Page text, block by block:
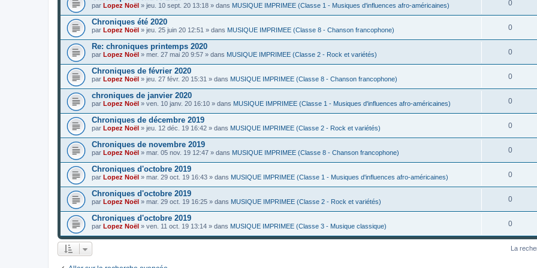
par Lopez Noël » jeu. 10 sept. 20 13:18 » dans MUSIQUE IMPRIMEE (Classe 1 - Musiques d'influences afro-américaines) 0
Chroniques été 2020
par Lopez Noël » jeu. 25 juin 20 12:51 » dans MUSIQUE IMPRIMEE (Classe 8 - Chanson francophone) 0
Re: chroniques printemps 2020
par Lopez Noël » mer. 27 mai 20 9:57 » dans MUSIQUE IMPRIMEE (Classe 2 - Rock et variétés) 0
Chroniques de février 2020
par Lopez Noël » jeu. 27 févr. 20 15:31 » dans MUSIQUE IMPRIMEE (Classe 8 - Chanson francophone) 0
chroniques de janvier 2020
par Lopez Noël » ven. 10 janv. 20 16:10 » dans MUSIQUE IMPRIMEE (Classe 1 - Musiques d'influences afro-américaines) 0
Chroniques de décembre 2019
par Lopez Noël » jeu. 12 déc. 19 16:42 » dans MUSIQUE IMPRIMEE (Classe 2 - Rock et variétés) 0
Chroniques de novembre 2019
par Lopez Noël » mar. 05 nov. 19 12:47 » dans MUSIQUE IMPRIMEE (Classe 8 - Chanson francophone) 0
Chroniques d'octobre 2019
par Lopez Noël » mar. 29 oct. 19 16:43 » dans MUSIQUE IMPRIMEE (Classe 1 - Musiques d'influences afro-américaines) 0
Chroniques d'octobre 2019
par Lopez Noël » mar. 29 oct. 19 16:25 » dans MUSIQUE IMPRIMEE (Classe 2 - Rock et variétés) 0
Chroniques d'octobre 2019
par Lopez Noël » ven. 11 oct. 19 13:14 » dans MUSIQUE IMPRIMEE (Classe 3 - Musique classique) 0
La